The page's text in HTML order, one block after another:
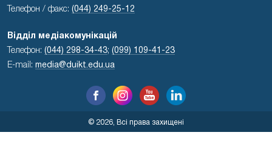
Телефон / факс: (044) 249-25-12
Відділ медіакомунікацій
Телефон: (044) 298-34-43; (099) 109-41-23
E-mail: media@duikt.edu.ua
© 2026, Всі права захищені